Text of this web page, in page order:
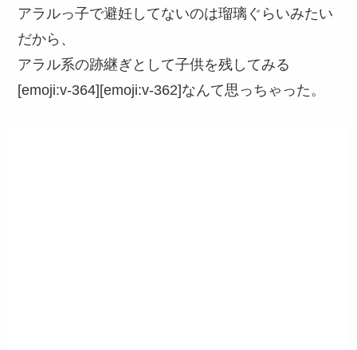
アラルっ子で避妊してないのは瑠璃ぐらいみたい
だから、
アラル系の跡継ぎとして子供を残してみる
[emoji:v-364][emoji:v-362]なんて思っちゃった。